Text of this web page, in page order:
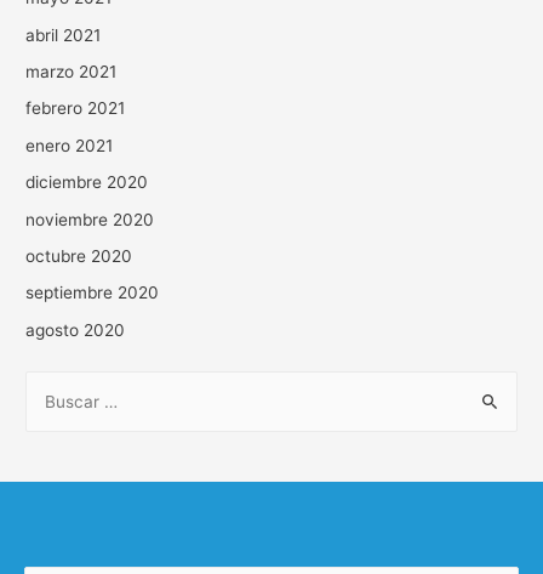
abril 2021
marzo 2021
febrero 2021
enero 2021
diciembre 2020
noviembre 2020
octubre 2020
septiembre 2020
agosto 2020
c